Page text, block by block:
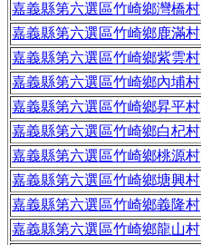
嘉義縣第六選區竹崎鄉灣橋村
嘉義縣第六選區竹崎鄉鹿滿村
嘉義縣第六選區竹崎鄉紫雲村
嘉義縣第六選區竹崎鄉內埔村
嘉義縣第六選區竹崎鄉昇平村
嘉義縣第六選區竹崎鄉白杞村
嘉義縣第六選區竹崎鄉桃源村
嘉義縣第六選區竹崎鄉塘興村
嘉義縣第六選區竹崎鄉義隆村
嘉義縣第六選區竹崎鄉龍山村